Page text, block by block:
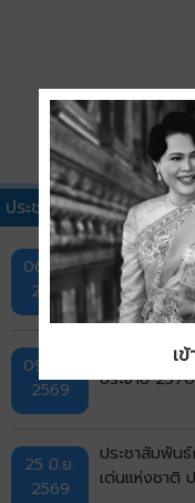
ประชาสัมพันธ์ทั่วไปอื่นๆ
06 ส.ค.
2569
แผนพัฒนากา
09 ก.ค.
2569
ประชาสัมพั
ประจำปี 2570
25 มิ.ย.
2569
ประชาสัมพัน
เด่นแห่งชาติ
เ